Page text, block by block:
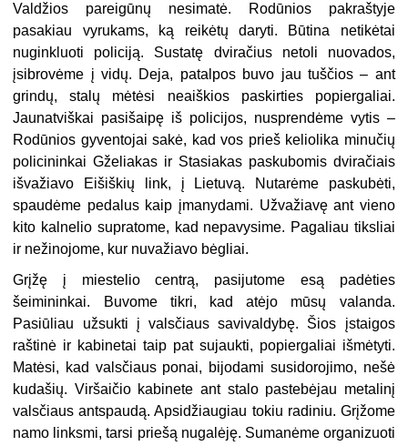
Valdžios pareigūnų nesimatė. Rodūnios pakraštyje
pasakiau vyrukams, ką reikėtų daryti. Būtina netikėtai
nuginkluoti policiją. Sustatę dviračius netoli nuovados,
įsibrovėme į vidų. Deja, patalpos buvo jau tuščios – ant
grindų, stalų mėtėsi neaiškios paskirties popiergaliai.
Jaunatviškai pasišaipę iš policijos, nusprendėme vytis –
Rodūnios gyventojai sakė, kad vos prieš keliolika minučių
policininkai Gželiakas ir Stasiakas paskubomis dviračiais
išvažiavo Eišiškių link, į Lietuvą. Nutarėme paskubėti,
spaudėme pedalus kaip įmanydami. Užvažiavę ant vieno
kito kalnelio supratome, kad nepavysime. Pagaliau tiksliai
ir nežinojome, kur nuvažiavo bėgliai.
Grįžę į miestelio centrą, pasijutome esą padėties
šeimininkai. Buvome tikri, kad atėjo mūsų valanda.
Pasiūliau užsukti į valsčiaus savivaldybę. Šios įstaigos
raštinė ir kabinetai taip pat sujaukti, popiergaliai išmėtyti.
Matėsi, kad valsčiaus ponai, bijodami susidorojimo, nešė
kudašių. Viršaičio kabinete ant stalo pastebėjau metalinį
valsčiaus antspaudą. Apsidžiaugiau tokiu radiniu. Grįžome
namo linksmi, tarsi priešą nugalėję. Sumanėme organizuoti